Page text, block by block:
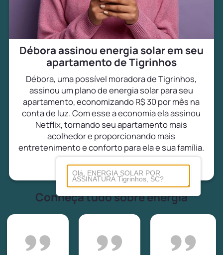
Débora assinou energia solar em seu
apartamento de Tigrinhos
Débora, uma possível moradora de Tigrinhos,
assinou um plano de energia solar para seu
apartamento, economizando R$ 30 por mês na
conta de luz. Com esse a economia ela assinou
Netflix, tornando seu apartamento mais
acolhedor e proporcionando mais
entretenimento e conforto para ela e sua família.
Conheça tudo sobre energia